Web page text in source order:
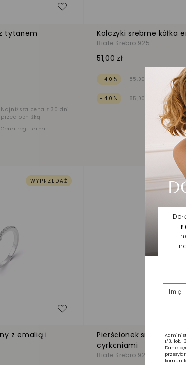
tytanem
Najniższa cena z 30 dni
przed obniżką
Cena regularna
Dodaj do listy życzeń
Kolczyki srebrne kółka
Białe Srebro 925
51,00 zł
-40% 85,00 zł
przed
-40%
85,00 zł Cena
WYPRZEDAŻ
z emalią i
Dodaj do listy życzeń
Pierścionek srebrny z
cyrkoniami
Białe Srebro 925